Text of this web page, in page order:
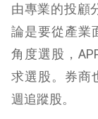
由專業的投顧
論是要從產業
角度選股，
求選股。券商
週追蹤股。